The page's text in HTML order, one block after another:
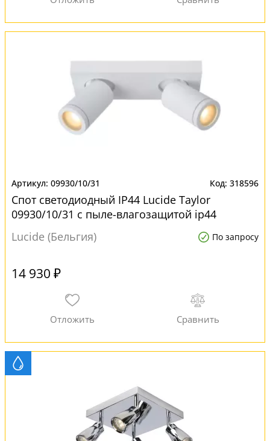
09930/10/31 318596
Спот светодиодный IP44 Lucide Taylor
09930/10/31 с пыле-влагозащитой ip44
Lucide (Бельгия)
По запросу
14 930 ₽